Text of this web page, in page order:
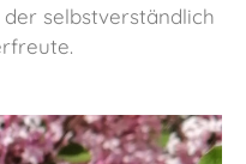
selbstverständlich